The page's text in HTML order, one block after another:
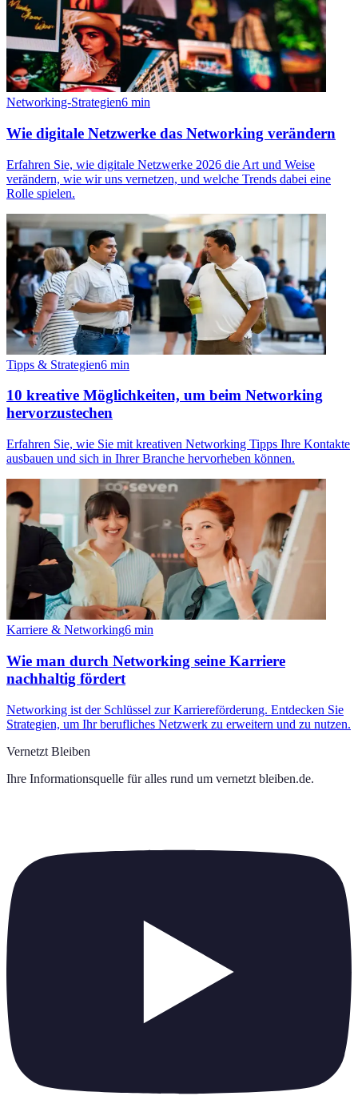
Networking-Strategien6 min
Wie digitale Netzwerke das Networking verändern
Erfahren Sie, wie digitale Netzwerke 2026 die Art und Weise
verändern, wie wir uns vernetzen, und welche Trends dabei eine
Rolle spielen.
Tipps & Strategien6 min
10 kreative Möglichkeiten, um beim Networking
hervorzustechen
Erfahren Sie, wie Sie mit kreativen Networking Tipps Ihre Kontakte
ausbauen und sich in Ihrer Branche hervorheben können.
Karriere & Networking6 min
Wie man durch Networking seine Karriere
nachhaltig fördert
Networking ist der Schlüssel zur Karriereförderung. Entdecken Sie
Strategien, um Ihr berufliches Netzwerk zu erweitern und zu nutzen.
Vernetzt Bleiben
Ihre Informationsquelle für alles rund um vernetzt bleiben.de.